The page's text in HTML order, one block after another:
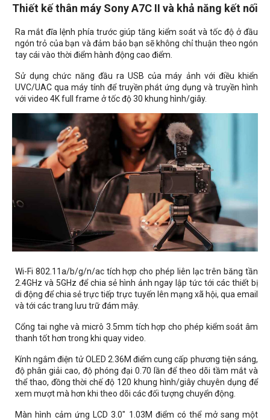
Thiết kế thân máy Sony A7C II và khả năng kết nối
Ra mắt đĩa lệnh phía trước giúp tăng kiểm soát và tốc độ ở đầu
ngón trỏ của bạn và đảm bảo bạn sẽ không chỉ thuận theo ngón
tay cái vào thời điểm hành động cao điểm.
Sử dụng chức năng đầu ra USB của máy ảnh với điều khiển
UVC/UAC qua máy tính để truyền phát ứng dụng và truyền hình
với video 4K full frame ở tốc độ 30 khung hình/giây.
Wi-Fi 802.11a/b/g/n/ac tích hợp cho phép liên lạc trên băng tần
2.4GHz và 5GHz để chia sẻ hình ảnh ngay lập tức tới các thiết bị
di động để chia sẻ trực tiếp trực tuyến lên mạng xã hội, qua email
và tới các trang lưu trữ đám mây.
Cổng tai nghe và micrô 3.5mm tích hợp cho phép kiểm soát âm
thanh tốt hơn trong khi quay video.
Kính ngắm điện tử OLED 2.36M điểm cung cấp phương tiện sáng,
độ phân giải cao, độ phóng đại 0.70 lần để theo dõi tầm mắt và
thể thao, đồng thời chế độ 120 khung hình/giây chuyên dụng để
xem mượt mà hơn khi theo dõi các đối tượng chuyển động.
Màn hình cảm ứng LCD 3.0" 1.03M điểm có thể mở sang một